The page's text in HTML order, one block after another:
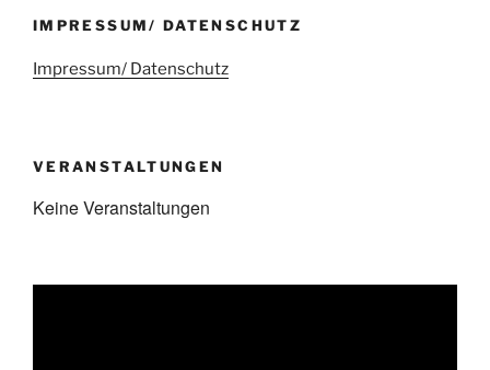
IMPRESSUM/ DATENSCHUTZ
Impressum/ Datenschutz
VERANSTALTUNGEN
Keine Veranstaltungen